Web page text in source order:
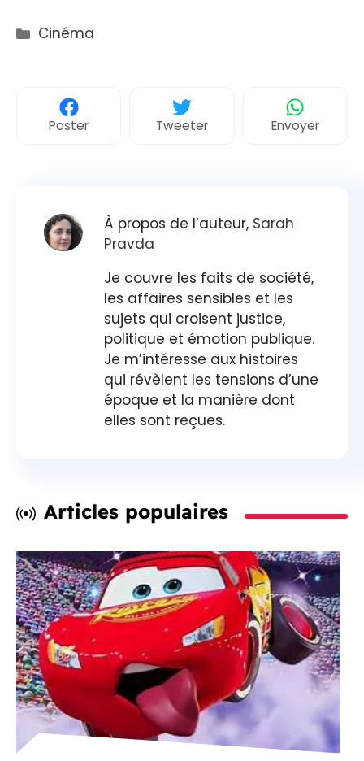
Catégories
Cinéma
Poster Tweeter Envoyer
À propos de l’auteur, Sarah
Pravda
Je couvre les faits de société,
les affaires sensibles et les
sujets qui croisent justice,
politique et émotion publique.
Je m’intéresse aux histoires
qui révèlent les tensions d’une
époque et la manière dont
elles sont reçues.
Articles populaires